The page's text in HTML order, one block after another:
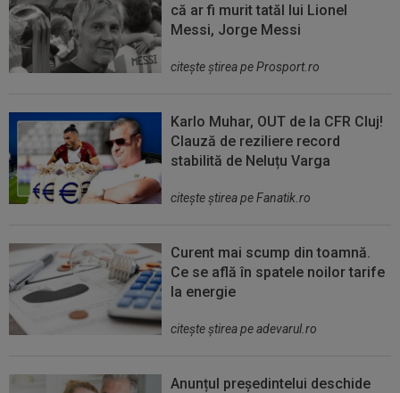
că ar fi murit tatăl lui Lionel
Messi, Jorge Messi
citeşte ştirea pe Prosport.ro
Karlo Muhar, OUT de la CFR Cluj!
Clauză de reziliere record
stabilită de Neluțu Varga
citeşte ştirea pe Fanatik.ro
Curent mai scump din toamnă.
Ce se află în spatele noilor tarife
la energie
citeşte ştirea pe adevarul.ro
Anunțul președintelui deschide